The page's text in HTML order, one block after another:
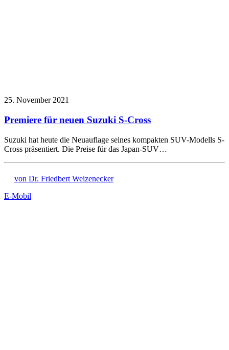
25. November 2021
Premiere für neuen Suzuki S-Cross
Suzuki hat heute die Neuauflage seines kompakten SUV-Modells S-
Cross präsentiert. Die Preise für das Japan-SUV…
von Dr. Friedbert Weizenecker
E-Mobil